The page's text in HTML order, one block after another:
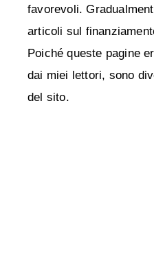
favorevoli.
articoli sul
Poiché queste pagine
dai miei lettori, sono
del sito.